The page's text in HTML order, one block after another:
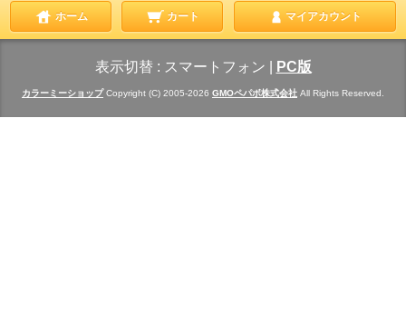
ホーム カート マイアカウント
表示切替 : スマートフォン PC版
カラーミーショップCopyright (C) 2005-2026 GMOペパボ株式会社 All Rights Reserved.